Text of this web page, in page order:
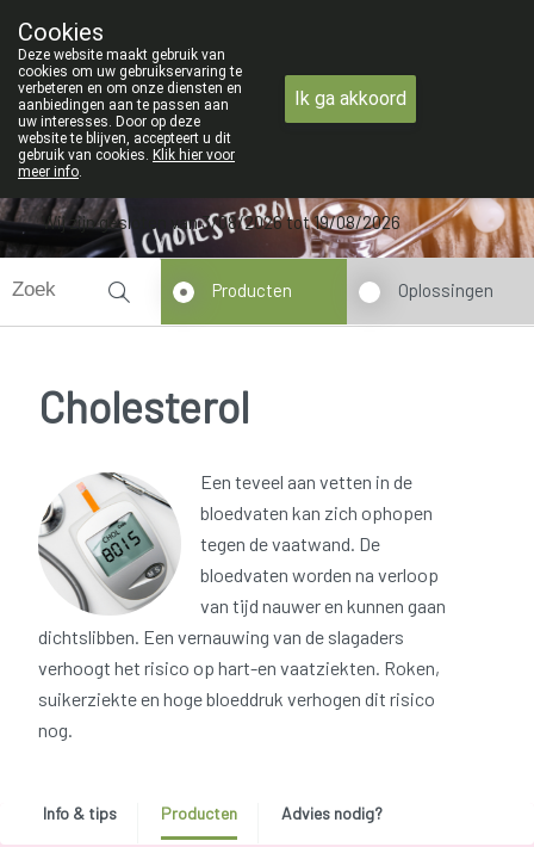
maandag 3 AUGUSTUS tot en met woensdag 19 AUGUSTUS
09 228 32 36
Wij zijn gesloten van 3/08/2026 tot 19/08/2026
Producten Oplossingen
Cholesterol
Een teveel aan vetten in de
bloedvaten kan zich ophopen
tegen de vaatwand. De
bloedvaten worden na verloop
van tijd nauwer en kunnen gaan
dichtslibben. Een vernauwing van de slagaders
verhoogt het risico op hart-en vaatziekten. Roken,
suikerziekte en hoge bloeddruk verhogen dit risico
nog.
Info & tips Producten Advies nodig?
Cookies
Deze website maakt gebruik van
cookies om uw gebruikservaring te
verbeteren en om onze diensten en
aanbiedingen aan te passen aan
uw interesses. Door op deze
website te blijven, accepteert u dit
gebruik van cookies. Klik hier voor
meer info.
Ik ga akkoord